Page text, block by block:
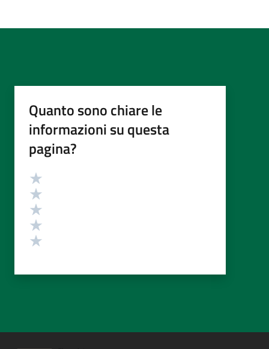
Quanto sono chiare le
informazioni su questa
pagina?
Valutazione